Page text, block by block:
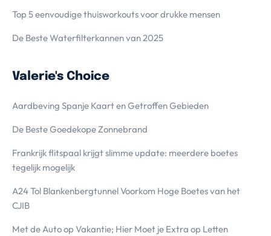
Top 5 eenvoudige thuisworkouts voor drukke mensen
De Beste Waterfilterkannen van 2025
Valerie's Choice
Aardbeving Spanje Kaart en Getroffen Gebieden
De Beste Goedekope Zonnebrand
Frankrijk flitspaal krijgt slimme update: meerdere boetes
tegelijk mogelijk
A24 Tol Blankenbergtunnel Voorkom Hoge Boetes van het
CJIB
Met de Auto op Vakantie; Hier Moet je Extra op Letten